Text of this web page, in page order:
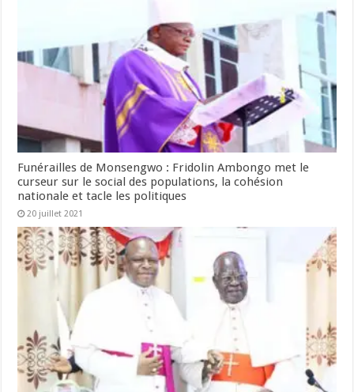
Funérailles de Monsengwo : Fridolin Ambongo met le
curseur sur le social des populations, la cohésion
nationale et tacle les politiques
20 juillet 2021